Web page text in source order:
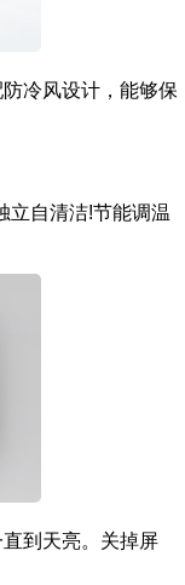
冷风设计，能够保
立自清洁!节能调温
到天亮。关掉屏